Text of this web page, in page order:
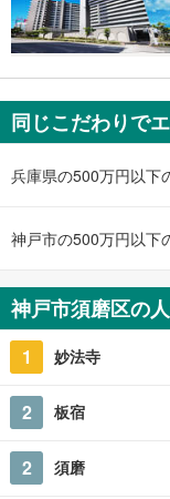
同じこだわりで
兵庫県の500万円以下
神戸市の500万円以下
神戸市須磨区の
1 妙法寺
2 板宿
2 須磨